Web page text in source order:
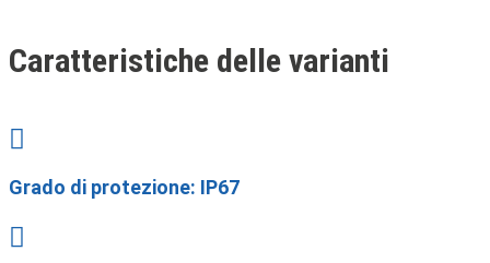
Caratteristiche delle varianti

Grado di protezione: IP67
